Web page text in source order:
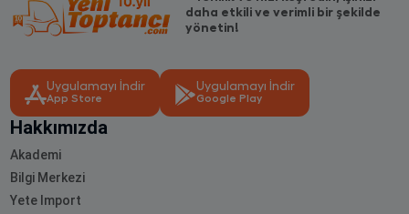
daha etkili ve verimli bir şekilde
yönetin!
Uygulamayı İndir
App Store
Uygulamayı İndir
Google Play
Hakkımızda
Akademi
Bilgi Merkezi
Yete Import